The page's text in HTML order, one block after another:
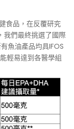
食品，在反覆研究
我們最終挑選了國際
魚油產品均具IFOS
輕易達到各醫學組